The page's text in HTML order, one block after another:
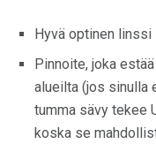
Hyvä optinen linssi
Pinnoite, joka
alueilta (jos sinulla
tumma sävy tekee
koska se